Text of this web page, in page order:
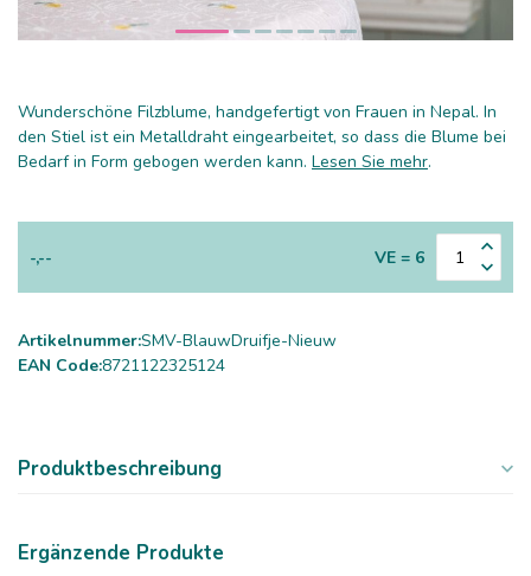
Wunderschöne Filzblume, handgefertigt von Frauen in Nepal. In
den Stiel ist ein Metalldraht eingearbeitet, so dass die Blume bei
Bedarf in Form gebogen werden kann. Lesen Sie mehr.
-,-- VE = 6
Artikelnummer:SMV-BlauwDruifje-Nieuw
EAN Code:8721122325124
Produktbeschreibung
Ergänzende Produkte